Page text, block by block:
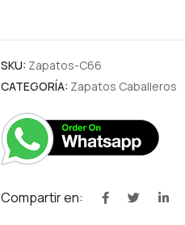
SKU: Zapatos-C66
CATEGORÍA: Zapatos Caballeros
Compartir en: